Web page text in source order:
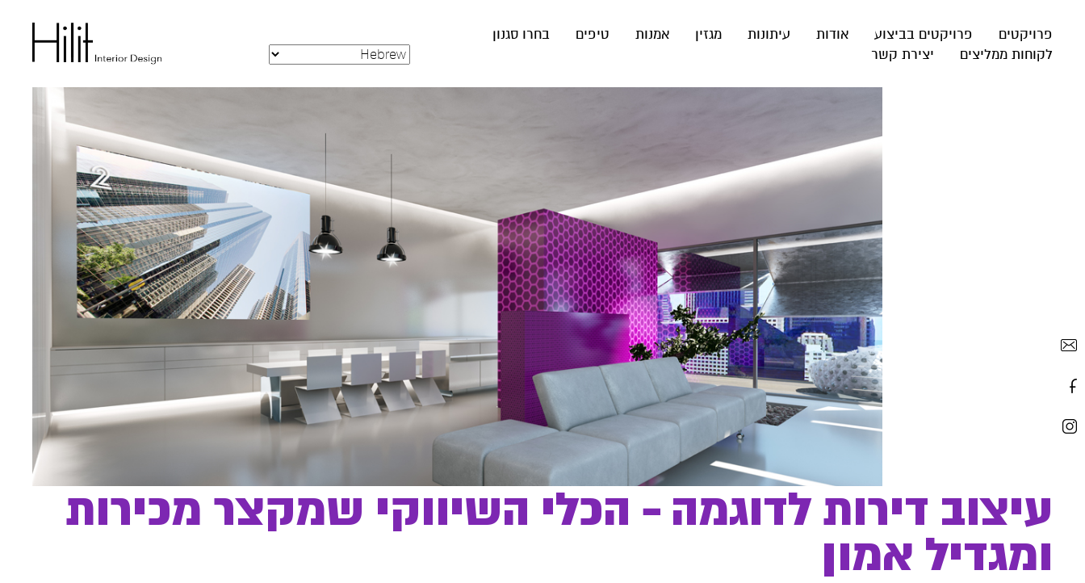
פרויקטים פרויקטים בביצוע אודות עיתונות מגזין אמנות טיפים
בחרו סגנון
לקוחות ממליצים
יצירת קשר
עיצוב דירות לדוגמה – הכלי השיווקי שמקצר מכירות
ומגדיל אמון